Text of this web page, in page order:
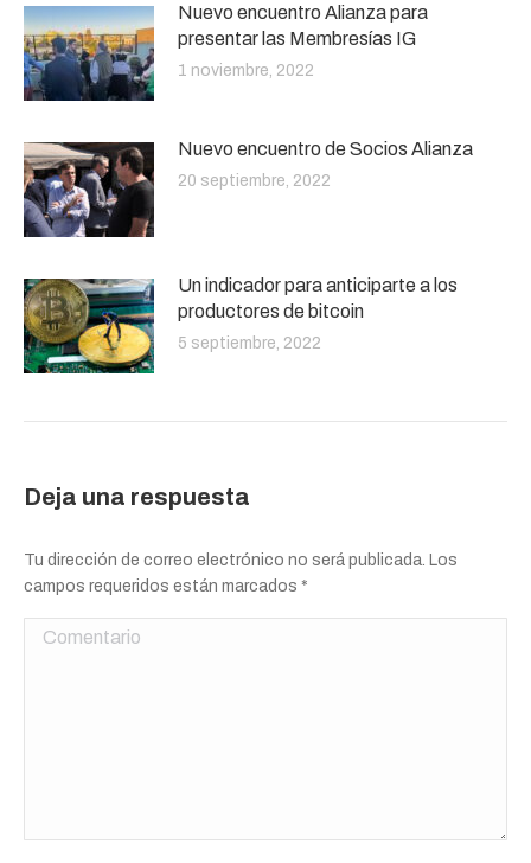
Nuevo encuentro Alianza para
presentar las Membresías IG
1 noviembre, 2022
Nuevo encuentro de Socios Alianza
20 septiembre, 2022
Un indicador para anticiparte a los
productores de bitcoin
5 septiembre, 2022
Deja una respuesta
Tu dirección de correo electrónico no será publicada. Los
campos requeridos están marcados *
Comentario